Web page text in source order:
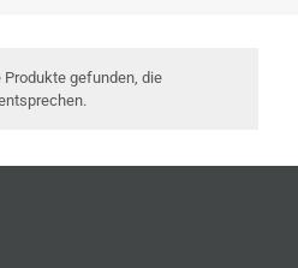
Produkte gefunden, die